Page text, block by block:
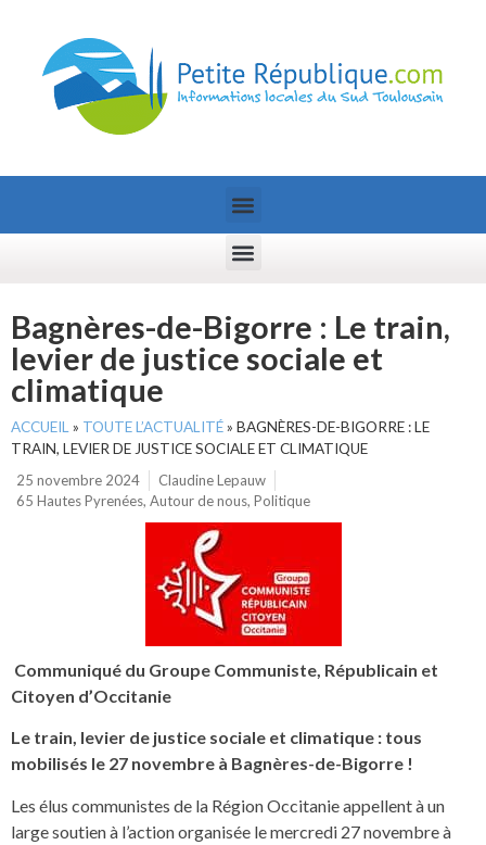
Bagnères-de-Bigorre : Le train,
levier de justice sociale et
climatique
ACCUEIL » TOUTE L’ACTUALITÉ» BAGNÈRES-DE-BIGORRE : LE
TRAIN, LEVIER DE JUSTICE SOCIALE ET CLIMATIQUE
25 novembre 2024
Claudine Lepauw
65 Hautes Pyrenées, Autour de nous, Politique
Communiqué du Groupe Communiste, Républicain et
Citoyen d’Occitanie
Le train, levier de justice sociale et climatique : tous
mobilisés le 27 novembre à Bagnères-de-Bigorre !
Les élus communistes de la Région Occitanie appellent à un
large soutien à l’action organisée le mercredi 27 novembre à